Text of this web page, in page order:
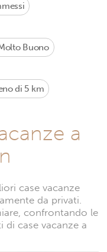
Buono
di 5 km
a
case vacanze
da privati.
confrontando le
case vacanze a